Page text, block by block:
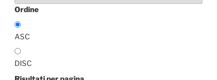
Ordine
ASC
DISC